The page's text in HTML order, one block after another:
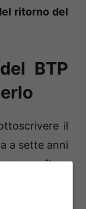
ritorno del
BTP
il
a sette anni
tasso fisso
variabile